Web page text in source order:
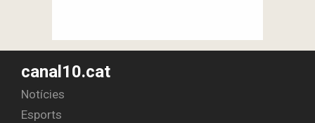
canal10.cat
Notícies
Esports